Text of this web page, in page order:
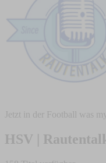
Jetzt in der Football was
HSV |